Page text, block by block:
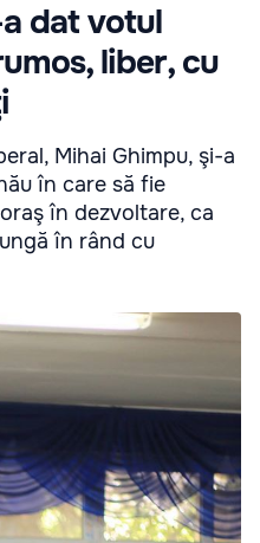
dat votul
liber, cu
Mihai Ghimpu, şi-a
în care să fie
în dezvoltare, ca
în rând cu